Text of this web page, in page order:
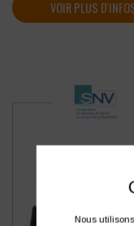
VOIR PLUS
Nous